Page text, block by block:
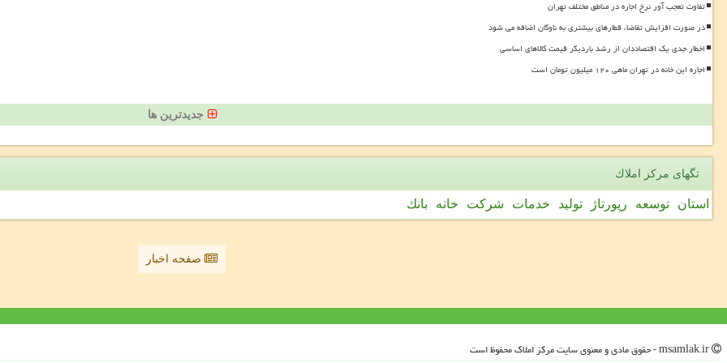
تفاوت تعجب آور نرخ اجاره در مناطق مختلف تهران
در صورت افزایش تقاضا، قطارهای بیشتری به ناوگان اضافه می شود
اخطار جدی یک اقتصاددان از رشد باردیگر قیمت کالاهای اساسی
اجاره این خانه در تهران ماهی ۱۲۰ میلیون تومان است
جدیدترین ها
تگهای مركز املاك
استان توسعه رپورتاژ تولید خدمات شركت خانه بانك
صفحه اخبار